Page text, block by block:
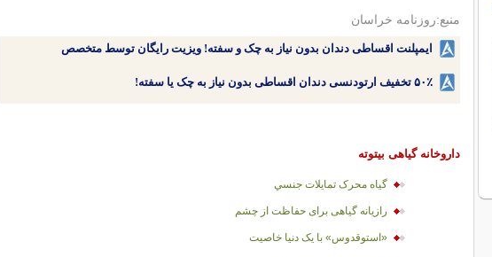
منبع:روزنامه خراسان
ایمپلنت اقساطی دندان بدون نیاز به چک و سفته! ویزیت رایگان توسط متخصص
۵۰٪ تخفیف ارتودنسی دندان اقساطی بدون نیاز به چک یا سفته!
داروخانه گیاهی بیتوته
گیاه محرک تمايلات جنسي
رازیانه گیاهی برای حفاظت از چشم
«استوقدوس» با یک دنیا خاصیت